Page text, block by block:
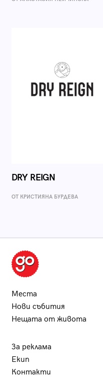
DRY REIGN
ОТ КРИСТИЯНА БУРДЕВА
Места
Нови събития
Нещата от живота
За реклама
Екип
Контакти